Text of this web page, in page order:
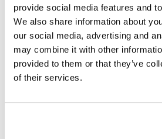
provide social media features and
We also share information about
our social media, advertising and
may combine it with other
provided to them or that they’ve
of their services.
i nieatrakcyjne alternatywy